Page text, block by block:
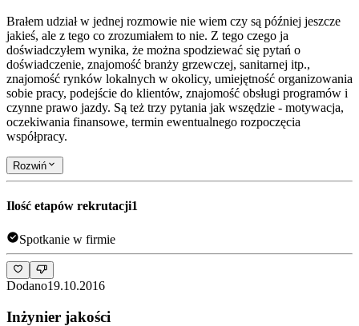
Brałem udział w jednej rozmowie nie wiem czy są później jeszcze
jakieś, ale z tego co zrozumiałem to nie. Z tego czego ja
doświadczyłem wynika, że można spodziewać się pytań o
doświadczenie, znajomość branży grzewczej, sanitarnej itp.,
znajomość rynków lokalnych w okolicy, umiejętność organizowania
sobie pracy, podejście do klientów, znajomość obsługi programów i
czynne prawo jazdy. Są też trzy pytania jak wszędzie - motywacja,
oczekiwania finansowe, termin ewentualnego rozpoczęcia
współpracy.
Rozwiń
Ilość etapów rekrutacji1
Spotkanie w firmie
Dodano19.10.2016
Inżynier jakości